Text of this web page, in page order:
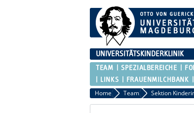
UNIVERSITÄTSKINDERKLINIK
TEAM SPEZIALBEREICHE
LINKS
FRAUENMILCHBANK
Home Team